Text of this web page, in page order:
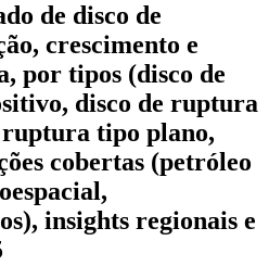
de disco de
crescimento e
por tipos (disco de
disco de ruptura
tipo plano,
cobertas (petróleo
insights regionais e